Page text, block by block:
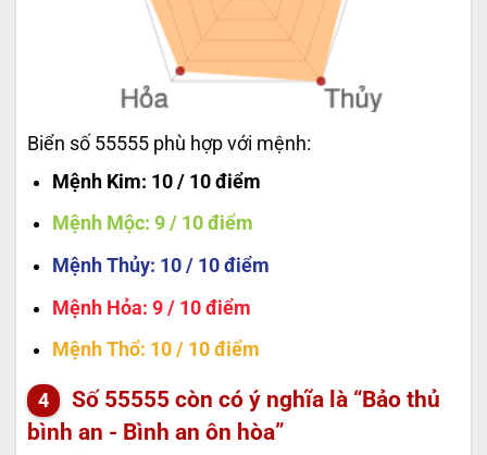
Biển số 55555 phù hợp với mệnh:
Mệnh Kim: 10 / 10 điểm
Mệnh Mộc: 9 / 10 điểm
Mệnh Thủy: 10 / 10 điểm
Mệnh Hỏa: 9 / 10 điểm
Mệnh Thổ: 10 / 10 điểm
Số 55555 còn có ý nghĩa là “Bảo thủ
bình an - Bình an ôn hòa”